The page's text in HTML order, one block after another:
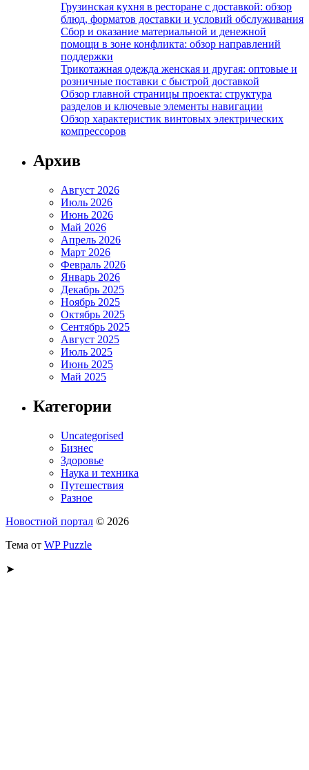
Грузинская кухня в ресторане с доставкой: обзор
блюд, форматов доставки и условий обслуживания
Сбор и оказание материальной и денежной
помощи в зоне конфликта: обзор направлений
поддержки
Трикотажная одежда женская и другая: оптовые и
розничные поставки с быстрой доставкой
Обзор главной страницы проекта: структура
разделов и ключевые элементы навигации
Обзор характеристик винтовых электрических
компрессоров
Архив
Август 2026
Июль 2026
Июнь 2026
Май 2026
Апрель 2026
Март 2026
Февраль 2026
Январь 2026
Декабрь 2025
Ноябрь 2025
Октябрь 2025
Сентябрь 2025
Август 2025
Июль 2025
Июнь 2025
Май 2025
Категории
Uncategorised
Бизнес
Здоровье
Наука и техника
Путешествия
Разное
Новостной портал © 2026
Тема от WP Puzzle
➤